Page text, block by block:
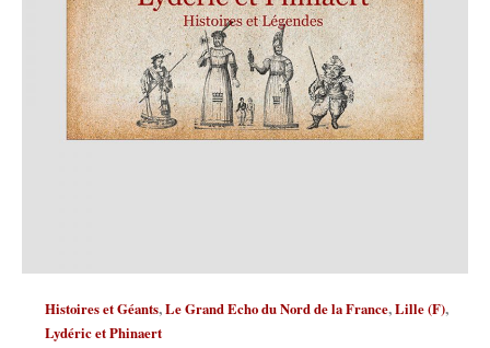
Histoires et Géants,Le Grand Echo du Nord de la France,Lille (F),
Lydéric et Phinaert